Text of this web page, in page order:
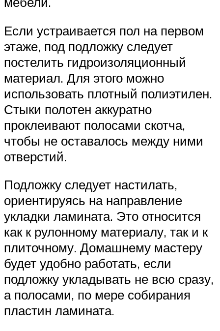
Если устраивается пол на первом
этаже, под подложку следует
постелить гидроизоляционный
материал. Для этого можно
использовать плотный полиэтилен.
Стыки полотен аккуратно
проклеивают полосами скотча,
чтобы не оставалось между ними
отверстий.
Подложку следует настилать,
ориентируясь на направление
укладки ламината. Это относится
как к рулонному материалу, так и к
плиточному. Домашнему мастеру
будет удобно работать, если
подложку укладывать не всю сразу,
а полосами, по мере собирания
пластин ламината.